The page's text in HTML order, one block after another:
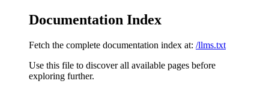
Documentation Index
Fetch the complete documentation index at: /llms.txt
Use this file to discover all available pages before
exploring further.